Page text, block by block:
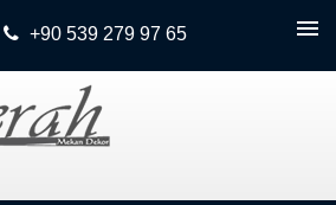
+90 539 279 97 65